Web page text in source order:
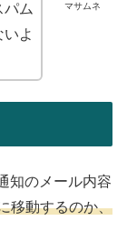
マサムネ
パム
よ
知のメール内容
移動するのか、